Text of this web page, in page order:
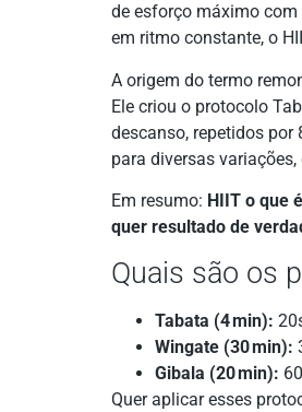
de esforço máximo
em ritmo constante, o
A origem do termo
Ele criou o protocolo
descanso, repetidos
para diversas
Em resumo: HIIT o que é
quer resultado de
Quais são os
Tabata (4 min):
Wingate (30 min):
Gibala (20 min):
Quer aplicar esses